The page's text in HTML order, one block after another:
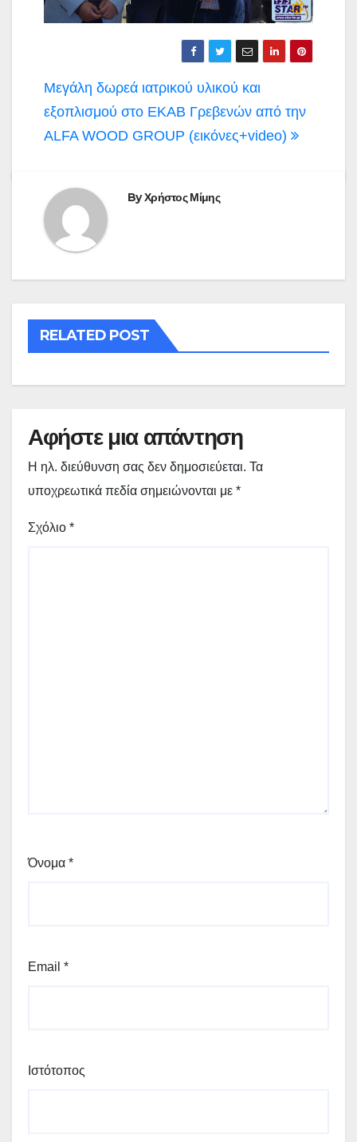
Πλοήγηση
άρθρων
Μεγάλη δωρεά ιατρικού υλικού και
εξοπλισμού στο ΕΚΑΒ Γρεβενών από την
ALFA WOOD GROUP (εικόνες+video)
ByΧρήστος Μίμης
RELATED POST
Αφήστε μια απάντηση
Η ηλ. διεύθυνση σας δεν δημοσιεύεται. Τα
υποχρεωτικά πεδία σημειώνονται με *
Σχόλιο *
Όνομα *
Email *
Ιστότοπος